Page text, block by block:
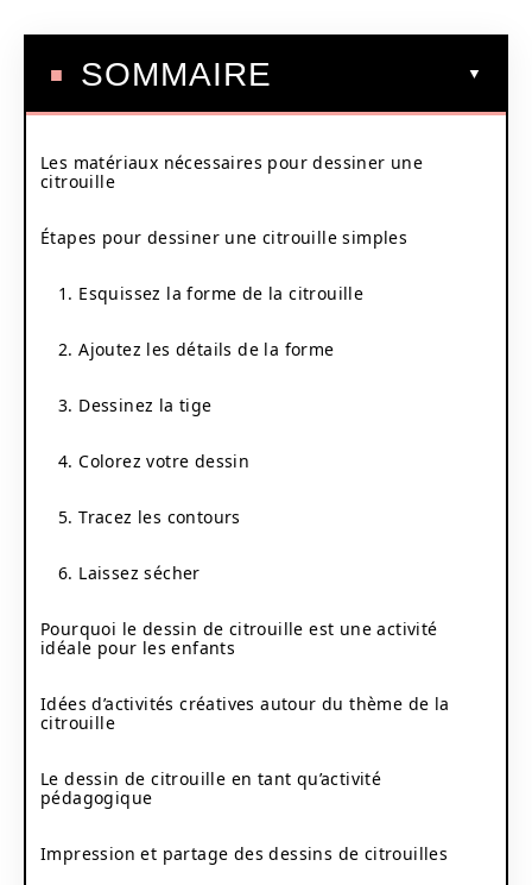
SOMMAIRE
Les matériaux nécessaires pour dessiner une
citrouille
Étapes pour dessiner une citrouille simples
1. Esquissez la forme de la citrouille
2. Ajoutez les détails de la forme
3. Dessinez la tige
4. Colorez votre dessin
5. Tracez les contours
6. Laissez sécher
Pourquoi le dessin de citrouille est une activité
idéale pour les enfants
Idées d’activités créatives autour du thème de la
citrouille
Le dessin de citrouille en tant qu’activité
pédagogique
Impression et partage des dessins de citrouilles